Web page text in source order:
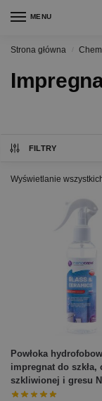
MENU
Strona główna /
FILTRY
Wyświetlanie
Powłoka
impregnat do szkła,
szkliwionej i gresu